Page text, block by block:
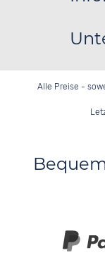
Alle Preise -